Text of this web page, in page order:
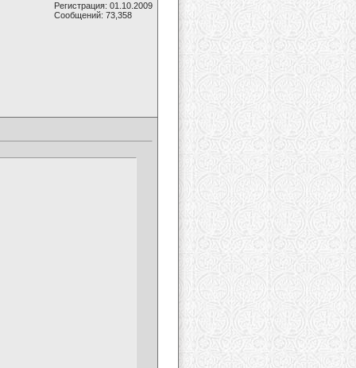
Регистрация: 01.10.2009
Сообщений: 73,358